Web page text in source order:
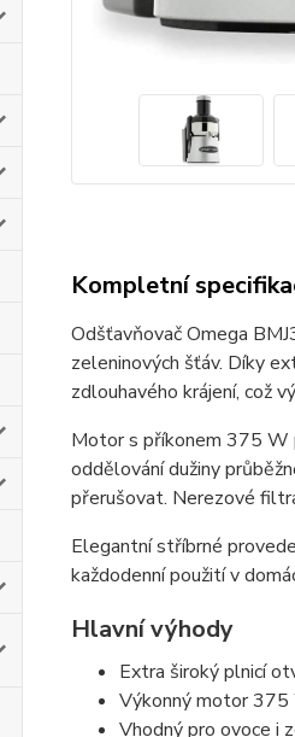
Kompletní
Odšťavňovač Omega
zeleninových šťáv. Díky
zdlouhavého krájení, což
Motor s příkonem 375 W
oddělování dužiny
přerušovat. Nerezové
Elegantní stříbrné
každodenní použití v
Hlavní výhody
Extra široký plnicí
Výkonný motor 375
Vhodný pro ovoce i